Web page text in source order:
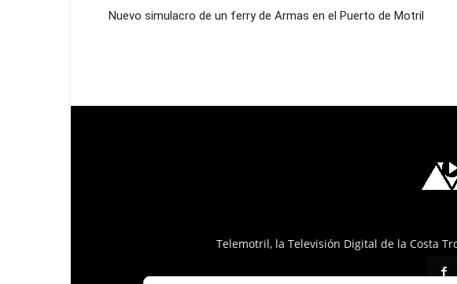
Nuevo simulacro de un ferry de Armas en el Puerto de Motril
Telemotril, la Televisión Digital de la Costa